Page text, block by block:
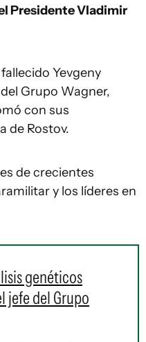
Presidente Vladimir
Yevgeny
Grupo Wagner,
con sus
de Rostov.
de crecientes
y los líderes en
genéticos
jefe del Grupo